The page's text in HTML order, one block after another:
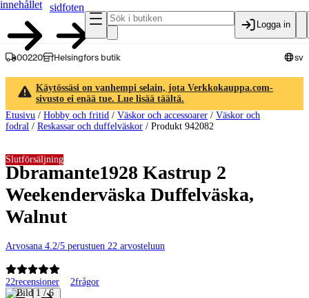
innehållet
sidfoten
Logga in
00220 Helsingfors butik sv
Käytössäsi on vanhempi selain, jota Verkkokauppa.com-
sivusto ei enää tue. Lue lisää täältä.
Etusivu / Hobby och fritid / Väskor och accessoarer / Väskor och
fodral / Reskassar och duffelväskor / Produkt 942082
Dbramante1928 Kastrup 2
Weekenderväska Duffelväska,
Walnut
Arvosana 4.2/5 perustuen 22 arvosteluun
22recensioner 2frågor
Slutförsäljning